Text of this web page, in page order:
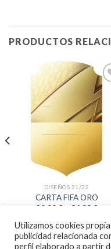
PRODUCTOS
lista
DISEÑOS 21/22
CARTA FIFA ORO
29.99 €– 36.99 €
Utilizamos cookies
publicidad relacionada
perfil elaborado a partir